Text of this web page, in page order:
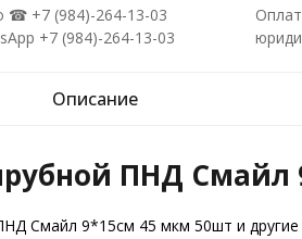
☎ +7 (984)-264-13-03
+7 (984)-264-13-03
Описание
ПНД Смайл
Смайл 9*15см 45 мкм 50шт и другие